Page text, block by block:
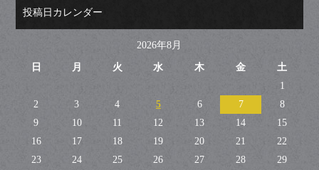
投稿日カレンダー
2026年8月
日 月 火 水 木 金 土
1
2
3 4 5 6 7
8
9
10 11 12 13 14
15
16
17 18 19 20 21
22
23
24 25 26 27 28
29